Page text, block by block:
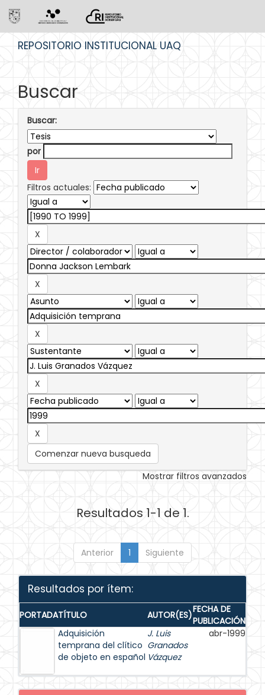
REPOSITORIO INSTITUCIONAL UAQ
Buscar
Buscar:
por
Filtros actuales:
Comenzar nueva busqueda
Mostrar filtros avanzados
Resultados 1-1 de 1.
Anterior 1 Siguiente
Resultados por ítem:
PORTADATÍTULO AUTOR(ES)FECHA DE
PUBLICACIÓN
Adquisición
temprana del clítico
de objeto en español
J. Luis
Granados
Vázquez
abr-1999